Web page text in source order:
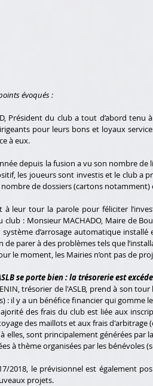
évoqués :
Président du club a tout d’abord
pour leurs bons et loyaux
à eux.
depuis la fusion a vu son nombre de
les joueurs sont investis et le club a
de dossiers (cartons notamment)
à leur tour la parole pour féliciter
club : Monsieur MACHADO, Maire de
d’arrosage automatique installé
parer à des problèmes tels que
le moment, les Mairies n’ont pas de
se porte bien : la trésorerie est
trésorier de l'ASLB, prend à son
: il y a un bénéfice financier qui gomme
des frais du club est liée aux
des maillots et aux frais d'arbitrage
elles, sont principalement générées par
à thème organisées par les bénévoles
2018, le prévisionnel est également
projets.